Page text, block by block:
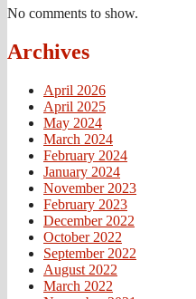
No comments to show.
Archives
April 2026
April 2025
May 2024
March 2024
February 2024
January 2024
November 2023
February 2023
December 2022
October 2022
September 2022
August 2022
March 2022